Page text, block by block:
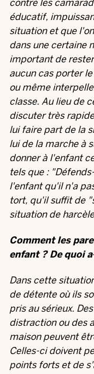
contre les
éducatif,
situation et que
dans une certaine
important de
aucun cas porter
ou même
classe. Au lieu de
discuter très
lui faire part de la
lui de la marche à
donner à l'enfant
tels que :
l'enfant qu'il n'a
tort, qu'il suffit de
situation de
Comment les
enfant ? De quoi
Dans cette
de détente où ils
pris au sérieux.
distraction ou des
maison peuvent
Celles-ci doivent
points forts et de